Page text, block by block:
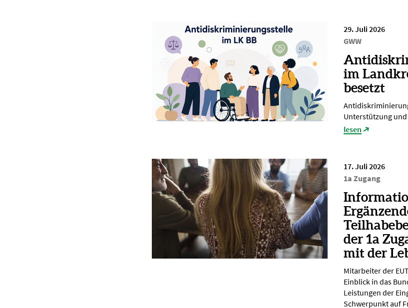
29. Juli 2026
GWW
im
besetzt
Unterstützung
lesen
17. Juli 2026
1a Zugang
der 1a
mit der
Mitarbeiter der
Einblick in das
Leistungen der
Schwerpunkt auf